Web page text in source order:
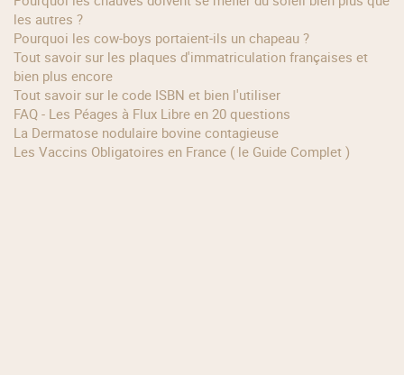
les autres ?
Pourquoi les cow‑boys portaient‑ils un chapeau ?
Tout savoir sur les plaques d'immatriculation françaises et
bien plus encore
Tout savoir sur le code ISBN et bien l'utiliser
FAQ - Les Péages à Flux Libre en 20 questions
La Dermatose nodulaire bovine contagieuse
Les Vaccins Obligatoires en France ( le Guide Complet )